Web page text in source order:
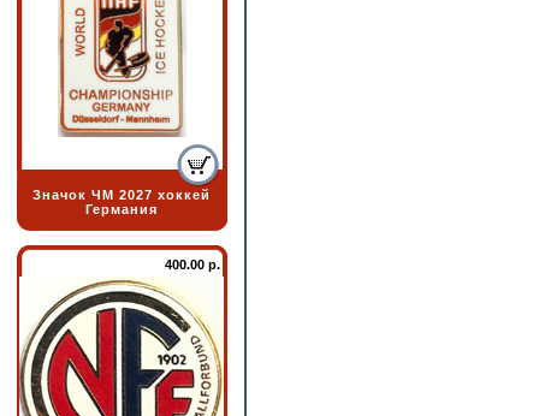
Значок ЧМ 2027 хоккей
Германия
400.00 р.